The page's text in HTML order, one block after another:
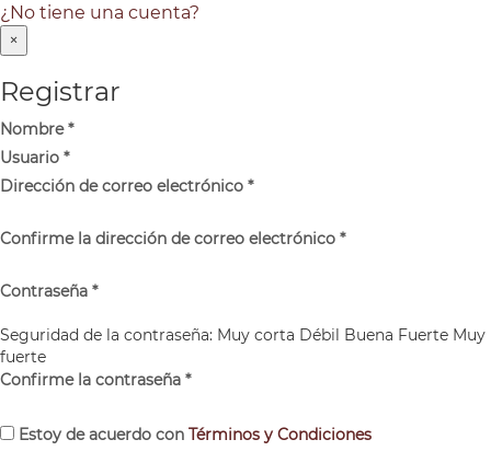
¿No tiene una cuenta?
×
Registrar
Nombre*
Usuario *
Dirección de correo electrónico *
Confirme la dirección de correo electrónico *
Contraseña *
Seguridad de la contraseña: Muy corta Débil Buena Fuerte Muy
fuerte
Confirme la contraseña *
Estoy de acuerdo con Términos y Condiciones